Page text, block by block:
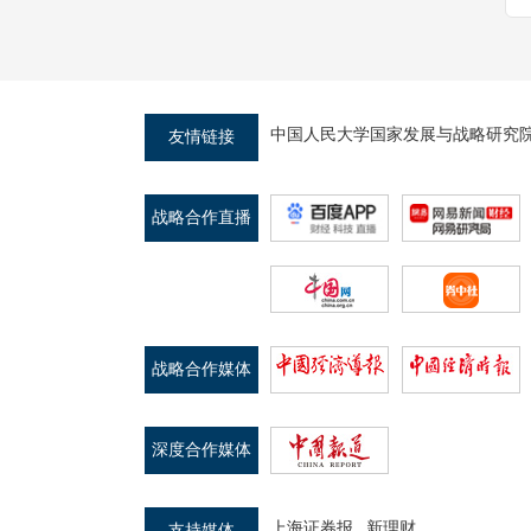
第八十期：防范化解金融风险：挑战与
对策
第九十六期：地方债务化解成效、挑战
与展望
友情链接 中国人民大学国家发展与战略研究
战略合作直播
战略合作媒体
深度合作媒体